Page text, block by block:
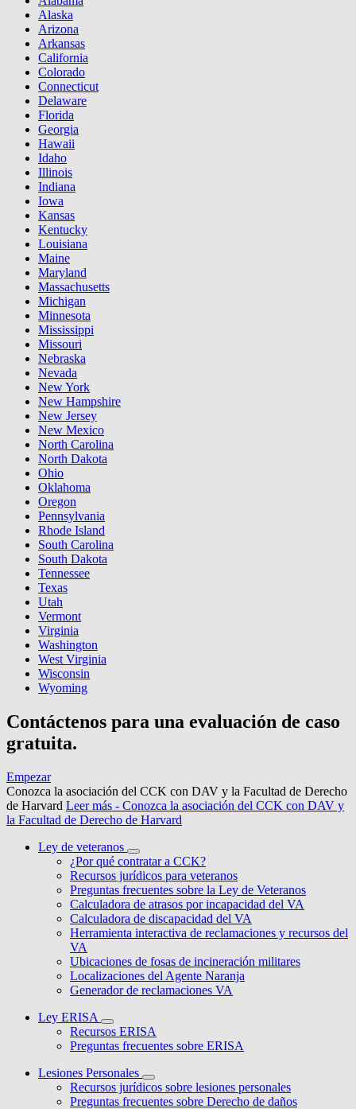
Alaska
Arizona
Arkansas
California
Colorado
Connecticut
Delaware
Florida
Georgia
Hawaii
Idaho
Illinois
Indiana
Iowa
Kansas
Kentucky
Louisiana
Maine
Maryland
Massachusetts
Michigan
Minnesota
Mississippi
Missouri
Nebraska
Nevada
New York
New Hampshire
New Jersey
New Mexico
North Carolina
North Dakota
Ohio
Oklahoma
Oregon
Pennsylvania
Rhode Island
South Carolina
South Dakota
Tennessee
Texas
Utah
Vermont
Virginia
Washington
West Virginia
Wisconsin
Wyoming
Contáctenos para una evaluación de caso
gratuita.
Empezar
Conozca la asociación del CCK con DAV y la Facultad de Derecho
de Harvard Leer más - Conozca la asociación del CCK con DAV y
la Facultad de Derecho de Harvard
Ley de veteranos
¿Por qué contratar a CCK?
Recursos jurídicos para veteranos
Preguntas frecuentes sobre la Ley de Veteranos
Calculadora de atrasos por incapacidad del VA
Calculadora de discapacidad del VA
Herramienta interactiva de reclamaciones y recursos del
VA
Ubicaciones de fosas de incineración militares
Localizaciones del Agente Naranja
Generador de reclamaciones VA
Ley ERISA
Recursos ERISA
Preguntas frecuentes sobre ERISA
Lesiones Personales
Recursos jurídicos sobre lesiones personales
Preguntas frecuentes sobre Derecho de daños